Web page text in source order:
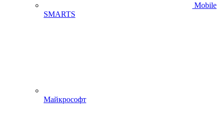
Mobile
SMARTS
Майкрософт